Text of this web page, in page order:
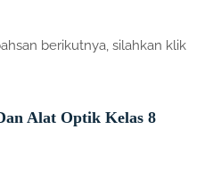
berikutnya, silahkan klik
Alat Optik Kelas 8